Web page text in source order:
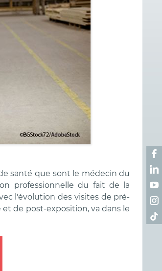
santé que sont le médecin du
professionnelle du fait de la
l'évolution des visites de pré-
de post-exposition, va dans le